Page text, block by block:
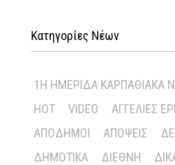
Κατηγορίες Νέων
1Η ΗΜΕΡΊΔΑ ΚΑΡΠΑΘΙΑΚΆ
HOT
VIDEO ΑΓΓΕΛΊΕΣ
ΑΠΌΔΗΜΟΙ
ΑΠΌΨΕΙΣ
ΔΗΜΟΤΙΚΆ
ΔΙΕΘΝΉ